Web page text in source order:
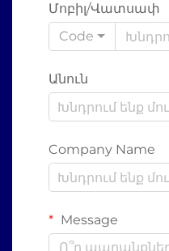
Մոբիլ/Վատսափ
Code
Անուն
Company Name
Message